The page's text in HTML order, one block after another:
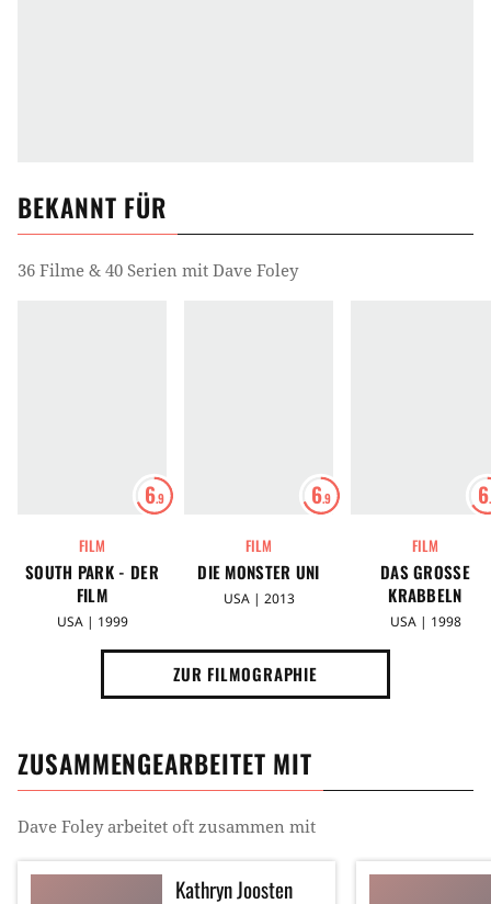
BEKANNT FÜR
36 Filme & 40 Serien mit Dave Foley
6.9
FILM
SOUTH PARK - DER
FILM
USA | 1999
6.9
FILM
DIE MONSTER UNI
USA | 2013
6
FILM
DAS GROSSE K
RABBELN
USA | 1998
ZUR FILMOGRAPHIE
ZUSAMMENGEARBEITET MIT
Dave Foleyarbeitet oft zusammen mit
Kathryn Joosten